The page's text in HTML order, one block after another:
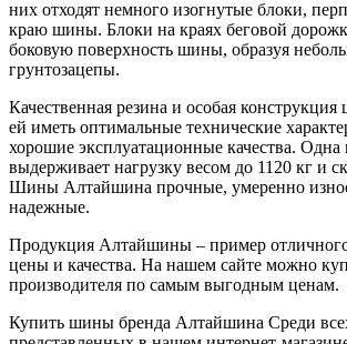
них отходят немного изогнутые блоки,
краю шины. Блоки на краях беговой
боковую поверхность шины, образуя
грунтозацепы.
Качественная резина и особая
ей иметь оптимальные технические
хорошие эксплуатационные качества.
выдерживает нагрузку весом до 1120 кг и
Шины Алтайшина прочные, умеренно
надежные.
Продукция Алтайшины – пример
цены и качества. На нашем сайте можно
производителя по самым выгодным ценам.
Купить шины бренда Алтайшина Среди